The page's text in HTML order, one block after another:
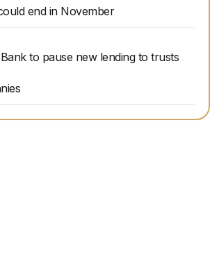
end in November
to pause new lending to trusts